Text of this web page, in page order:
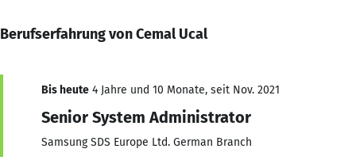
Berufserfahrung von Cemal Ucal
Bis heute 4 Jahre und 10 Monate, seit Nov. 2021
Senior System Administrator
Samsung SDS Europe Ltd. German Branch